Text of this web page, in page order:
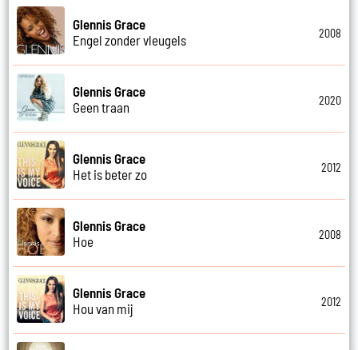
Glennis Grace
Engel zonder vleugels
2008
Glennis Grace
Geen traan
2020
Glennis Grace
Het is beter zo
2012
Glennis Grace
Hoe
2008
Glennis Grace
Hou van mij
2012